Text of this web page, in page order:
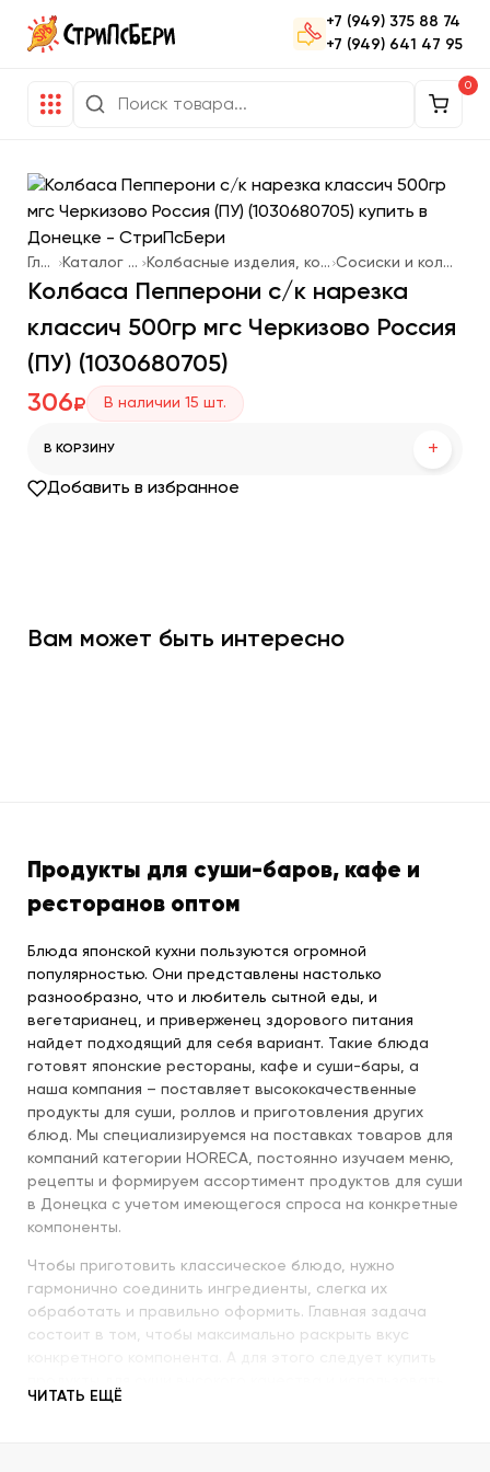
+7 (949) 375 88 74
+7 (949) 641 47 95
0
Главная Каталог продукции Колбасные изделия, котлеты для фаст-фуда Сосиски и колбаски для жарки
Колбаса Пепперони с/к нарезка
классич 500гр мгс Черкизово Россия
(ПУ) (1030680705)
306₽ В наличии 15 шт.
В КОРЗИНУ +
Добавить в избранное
Вам может быть интересно
Продукты для суши-баров, кафе и
ресторанов оптом
Блюда японской кухни пользуются огромной
популярностью. Они представлены настолько
разнообразно, что и любитель сытной еды, и
вегетарианец, и приверженец здорового питания
найдет подходящий для себя вариант. Такие блюда
готовят японские рестораны, кафе и суши-бары, а
наша компания – поставляет высококачественные
продукты для суши, роллов и приготовления других
блюд. Мы специализируемся на поставках товаров для
компаний категории HORECA, постоянно изучаем меню,
рецепты и формируем ассортимент продуктов для суши
в Донецка с учетом имеющегося спроса на конкретные
компоненты.
Чтобы приготовить классическое блюдо, нужно
гармонично соединить ингредиенты, слегка их
обработать и правильно оформить. Главная задача
состоит в том, чтобы максимально раскрыть вкус
их со знанием всех секретов.
ЧИТАТЬ ЕЩЁ